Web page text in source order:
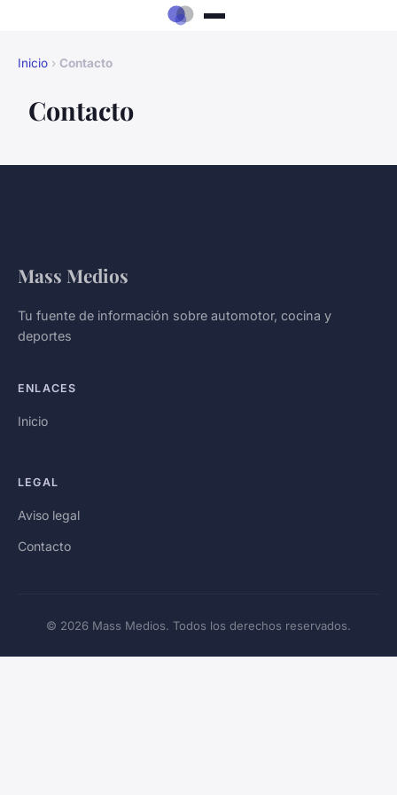
Inicio › Contacto
Contacto
Mass Medios
Tu fuente de información sobre automotor, cocina y
deportes
ENLACES
Inicio
LEGAL
Aviso legal
Contacto
© 2026 Mass Medios. Todos los derechos reservados.